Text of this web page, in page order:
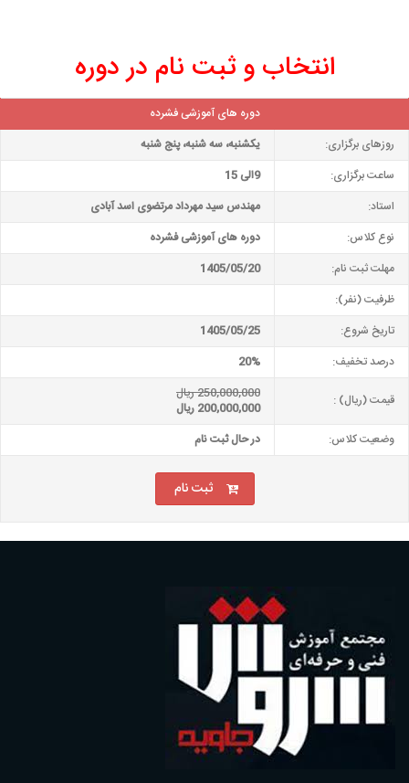
انتخاب و ثبت نام در دوره
دوره های آموزشی فشرده
روزهای برگزاری:
یکشنبه، سه شنبه، پنج شنبه
ساعت برگزاری:
9الی 15
استاد:
مهندس سید مهرداد مرتضوی اسد آبادی
نوع کلاس:
دوره های آموزشی فشرده
مهلت ثبت نام:
1405/05/20
ظرفیت (نفر):
تاریخ شروع:
1405/05/25
درصد تخفیف:
20%
قیمت (ریال) :
250,000,000 ریال
200,000,000 ریال
وضعیت کلاس:
در حال ثبت نام
ثبت نام